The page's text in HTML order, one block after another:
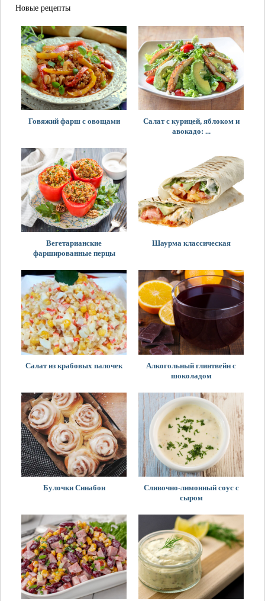
Новые рецепты
Говяжий фарш с овощами
Салат с курицей, яблоком и
авокадо: ...
Вегетарианские
фаршированные перцы
Шаурма классическая
Салат из крабовых палочек
Алкогольный глинтвейн с
шоколадом
Булочки Синабон
Сливочно-лимонный соус с
сыром